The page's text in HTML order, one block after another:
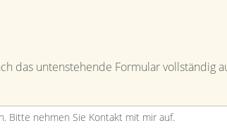
das untenstehende Formular vollständig